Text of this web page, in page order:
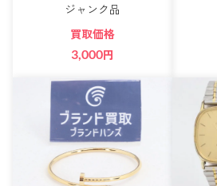
ジャンク品
買取価格
3,000円